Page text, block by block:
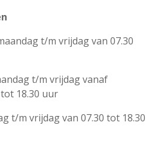
t/m vrijdag van 07.30
t/m vrijdag vanaf
18.30 uur
t/m vrijdag van 07.30 tot 18.30